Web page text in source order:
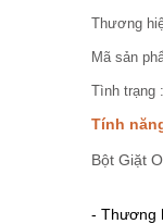
Thương
Mã sản
Tình trạng :
Tính
Bột Giặt
- Thương